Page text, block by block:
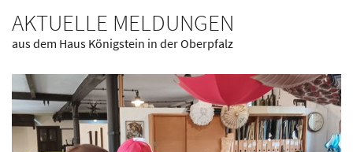
AKTUELLE MELDUNGEN
aus dem Haus Königstein in der Oberpfalz